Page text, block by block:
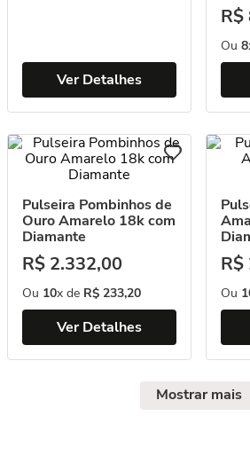
Ver Detalhes
R$
Ou 8
Pulseira Pombinhos de
Ouro Amarelo 18k com
Diamante
R$ 2.332,00
Ou 10x de R$ 233,20
Ver Detalhes
R$
Ou
Mostrar mais